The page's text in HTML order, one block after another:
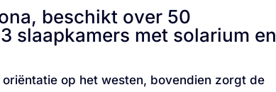
beschikt over 50
slaapkamers met solarium en
op het westen, bovendien zorgt de